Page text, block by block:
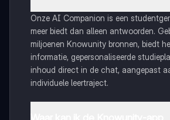
Onze AI Companion is een
meer biedt dan alleen antwoorden.
miljoenen Knowunity bronnen, biedt
informatie, gepersonaliseerde
inhoud direct in de chat, aangepast
individuele leertraject.